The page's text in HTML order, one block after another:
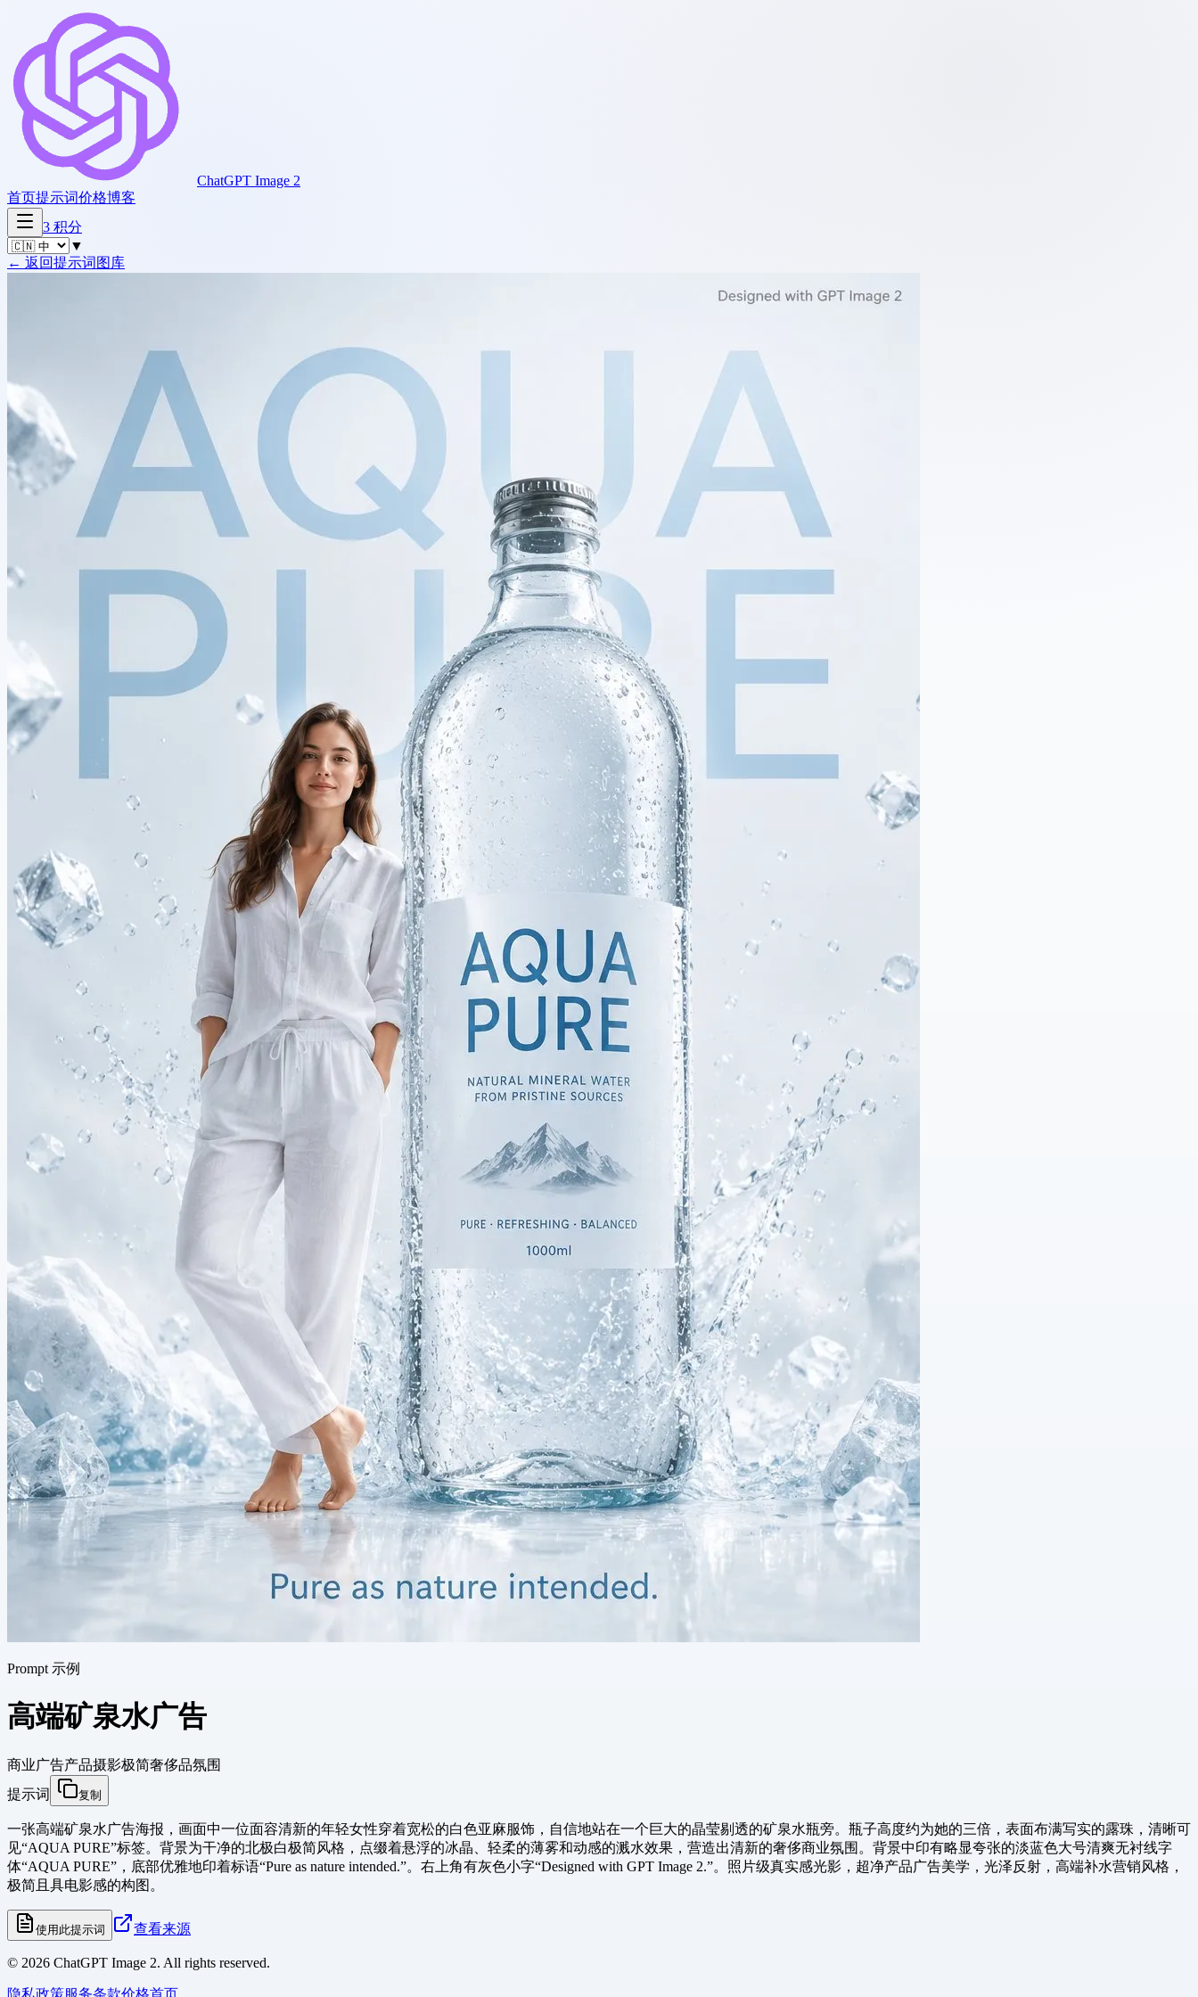
ChatGPT Image 2
首页提示词价格博客
3 积分
▼
← 返回提示词图库
Prompt 示例
高端矿泉水广告
商业广告产品摄影极简奢侈品氛围
提示词
复制
一张高端矿泉水广告海报，画面中一位面容清新的年轻女性穿着宽松的白色亚麻服饰，自信地站在一个巨大的晶莹剔透的矿泉水瓶旁。瓶子高度约为她的三倍，表面布满写实的露珠，清晰可
见“AQUA PURE”标签。背景为干净的北极白极简风格，点缀着悬浮的冰晶、轻柔的薄雾和动感的溅水效果，营造出清新的奢侈商业氛围。背景中印有略显夸张的淡蓝色大号清爽无衬线字
体“AQUA PURE”，底部优雅地印着标语“Pure as nature intended.”。右上角有灰色小字“Designed with GPT Image 2.”。照片级真实感光影，超净产品广告美学，光泽反射，高端补水营销风格，
极简且具电影感的构图。
使用此提示词 查看来源
© 2026 ChatGPT Image 2. All rights reserved.
隐私政策服务条款价格首页